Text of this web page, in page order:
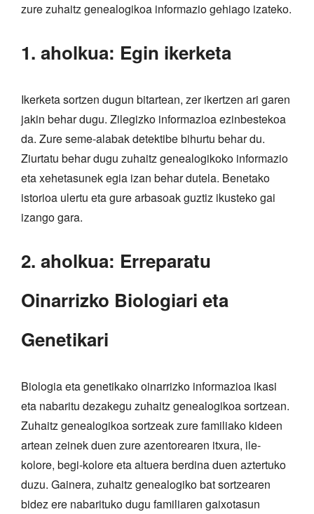
zure zuhaitz genealogikoa informazio gehiago izateko.
1. aholkua: Egin ikerketa
Ikerketa sortzen dugun bitartean, zer ikertzen ari garen
jakin behar dugu. Zilegizko informazioa ezinbestekoa
da. Zure seme-alabak detektibe bihurtu behar du.
Ziurtatu behar dugu zuhaitz genealogikoko informazio
eta xehetasunek egia izan behar dutela. Benetako
istorioa ulertu eta gure arbasoak guztiz ikusteko gai
izango gara.
2. aholkua: Erreparatu
Oinarrizko Biologiari eta
Genetikari
Biologia eta genetikako oinarrizko informazioa ikasi
eta nabaritu dezakegu zuhaitz genealogikoa sortzean.
Zuhaitz genealogikoa sortzeak zure familiako kideen
artean zeinek duen zure azentorearen itxura, ile-
kolore, begi-kolore eta altuera berdina duen aztertuko
duzu. Gainera, zuhaitz genealogiko bat sortzearen
bidez ere nabarituko dugu familiaren gaixotasun